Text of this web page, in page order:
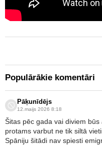
Populārākie komentāri
Pāķunīdējs
12.maijs 2026 8:18
Šitas pēc gada vai diviem
protams varbut ne tik siltā
Spāniju šitādi nav spiesti